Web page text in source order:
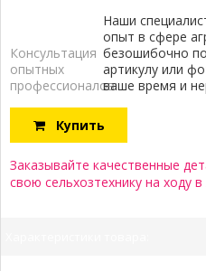
Консультация
опытных
профессионалов:
Наши
опыт в сфере
безошибочно
артикулу или
ваше время и
Купить
Заказывайте качественные
свою сельхозтехнику на ходу